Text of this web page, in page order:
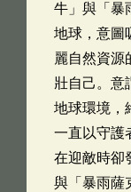
牛」與「暴
地球，意圖
麗自然資源
壯自己。意
地球環境，
一直以守護
在迎敵時卻
與「暴雨薩